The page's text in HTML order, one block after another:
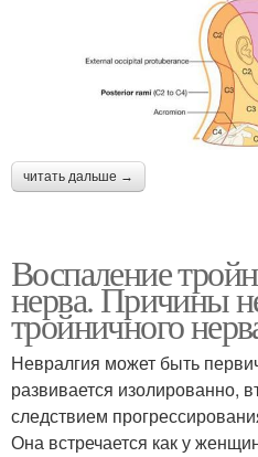
читать дальше →
Воспаление
нерва. Причины
тройничного
Невралгия может быть
развивается изолированно,
следствием
Она встречается как у